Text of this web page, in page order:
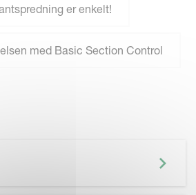
er enkelt!
med Basic Section Control